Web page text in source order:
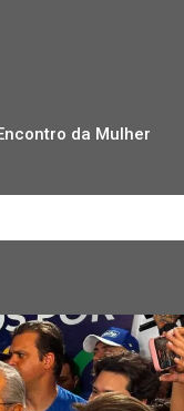
da Mulher